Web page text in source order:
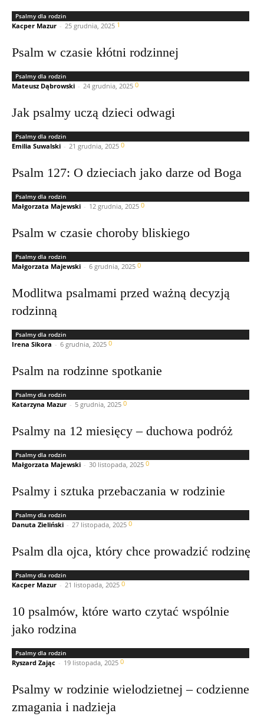
Psalmy dla rodzin
Kacper Mazur - 25 grudnia, 2025 1
Psalm w czasie kłótni rodzinnej
Psalmy dla rodzin
Mateusz Dąbrowski - 24 grudnia, 2025 0
Jak psalmy uczą dzieci odwagi
Psalmy dla rodzin
Emilia Suwalski - 21 grudnia, 2025 0
Psalm 127: O dzieciach jako darze od Boga
Psalmy dla rodzin
Małgorzata Majewski - 12 grudnia, 2025 0
Psalm w czasie choroby bliskiego
Psalmy dla rodzin
Małgorzata Majewski - 6 grudnia, 2025 0
Modlitwa psalmami przed ważną decyzją
rodzinną
Psalmy dla rodzin
Irena Sikora - 6 grudnia, 2025 0
Psalm na rodzinne spotkanie
Psalmy dla rodzin
Katarzyna Mazur - 5 grudnia, 2025 0
Psalmy na 12 miesięcy – duchowa podróż
Psalmy dla rodzin
Małgorzata Majewski - 30 listopada, 2025 0
Psalmy i sztuka przebaczania w rodzinie
Psalmy dla rodzin
Danuta Zieliński - 27 listopada, 2025 0
Psalm dla ojca, który chce prowadzić rodzinę
Psalmy dla rodzin
Kacper Mazur - 21 listopada, 2025 0
10 psalmów, które warto czytać wspólnie
jako rodzina
Psalmy dla rodzin
Ryszard Zając - 19 listopada, 2025 0
Psalmy w rodzinie wielodzietnej – codzienne
zmagania i nadzieja